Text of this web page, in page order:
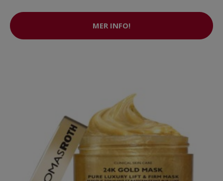
MER INFO!